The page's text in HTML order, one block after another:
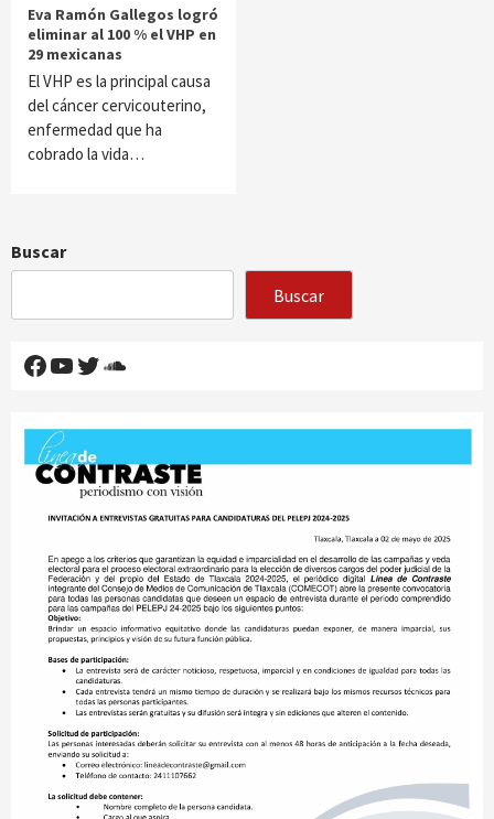
Eva Ramón Gallegos logró
eliminar al 100 % el VHP en
29 mexicanas
El VHP es la principal causa
del cáncer cervicouterino,
enfermedad que ha
cobrado la vida…
Buscar
Buscar
Facebook
YouTube
Twitter
SoundCloud